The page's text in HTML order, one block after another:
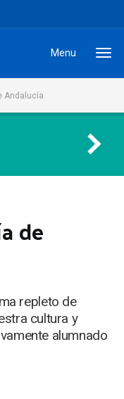
Menu
Andalucía
de
repleto de
cultura y
alumnado